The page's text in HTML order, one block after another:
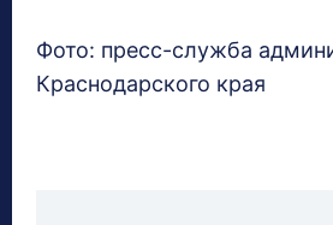
Фото: пресс-служба
Краснодарского края